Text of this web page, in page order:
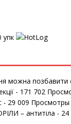
упк
можна позбавити
- 171 702
- 29 009 Просмотры
– антитіла -